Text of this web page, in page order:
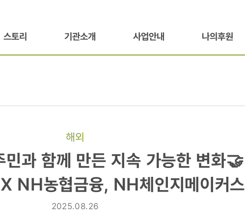
스토리 기관소개 사업안내 나의후원
해외
민과 함께 만든 지속 가능한 변화🤝
X NH농협금융, NH체인지메이커스
2025.08.26